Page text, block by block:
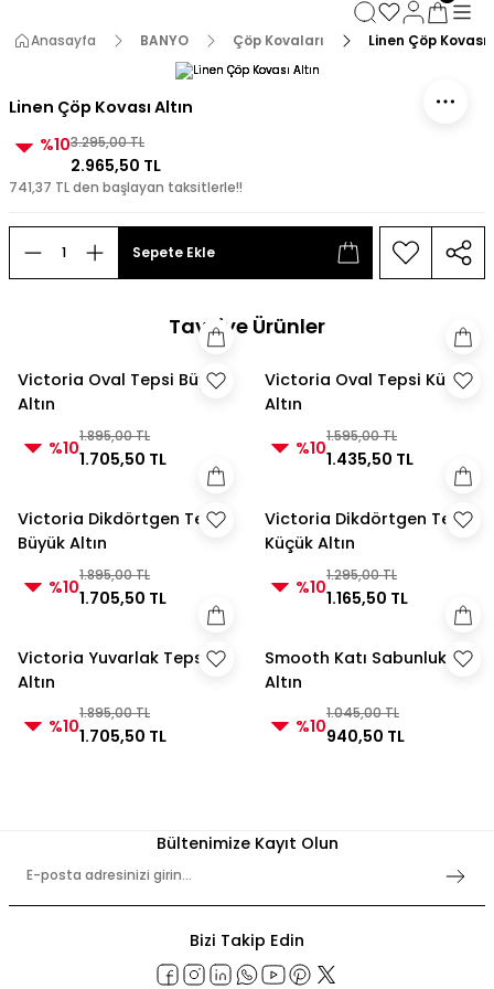
3000 TL ve Üzeri Alışverişlerde Kargo Bedava! 2
3000 TL ve Üzeri Alışverişlerde Kargo Bedava!
3000 TL ve Üzeri Alışverişlerde Kargo Bedava!
Anasayfa BANYO Çöp Kovaları Linen Çöp Kovası
Linen Çöp Kovası Altın
%103.295,00 TL
2.965,50 TL
741,37 TL den başlayan taksitlerle!!
Sepete Ekle
Tavsiye Ürünler
Victoria Oval Tepsi Büyük
Altın
%10
1.895,00 TL
1.705,50 TL
Victoria Oval Tepsi Küçük
Altın
%10
1.595,00 TL
1.435,50 TL
Victoria Dikdörtgen Tepsi
Büyük Altın
%10
1.895,00 TL
1.705,50 TL
Victoria Dikdörtgen Tepsi
Küçük Altın
%10
1.295,00 TL
1.165,50 TL
Victoria Yuvarlak Tepsi
Altın
%10
1.895,00 TL
1.705,50 TL
Smooth Katı Sabunluk
Altın
%10
1.045,00 TL
940,50 TL
Bültenimize Kayıt Olun
Bizi Takip Edin